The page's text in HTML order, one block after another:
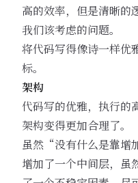
高的效率，但是清晰的
我们该考虑的问题。
将代码写得像诗一样优
标。
架构
代码写的优雅，执行的
架构变得更加合理了。
虽然“没有什么是靠增
增加了一个中间层，虽